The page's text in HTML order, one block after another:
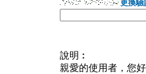
更換驗
說明︰
親愛的使用者，您